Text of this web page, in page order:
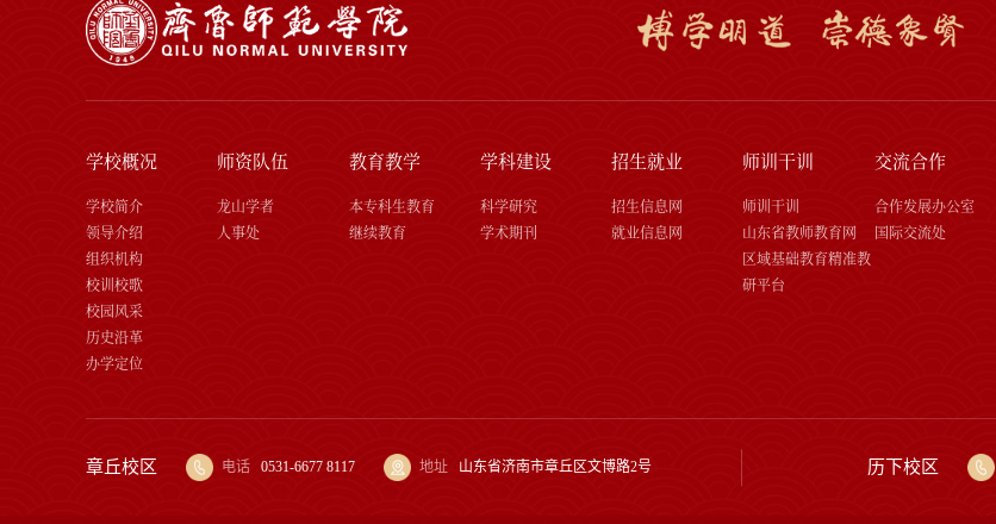
学校概况
学校简介
领导介绍
组织机构
校训校歌
校园风采
历史沿革
办学定位
师资队伍
龙山学者
人事处
教育教学
本专科生教育
继续教育
学科建设
科学研究
学术期刊
招生就业
招生信息网
就业信息网
师训干训
师训干训
山东省教师教育网
区域基础教育精准教
研平台
交流合作
合作发展办公室
国际交流处
章丘校区 电话 0531-6677 8117 地址 山东省济南市章丘区文博路2号 历下校区